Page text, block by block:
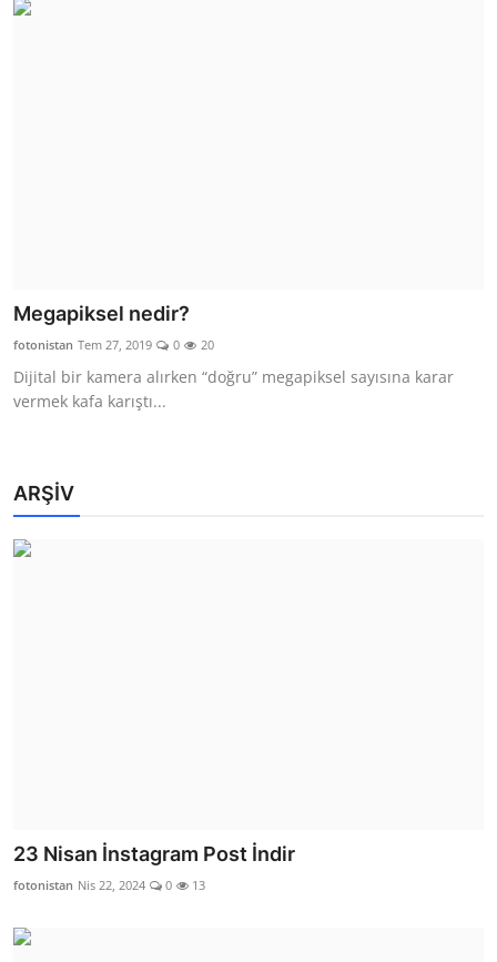
Megapiksel nedir?
fotonistan Tem 27, 2019 0 20
Dijital bir kamera alırken “doğru” megapiksel sayısına karar
vermek kafa karıştı...
ARŞİV
23 Nisan İnstagram Post İndir
fotonistan Nis 22, 2024 0 13